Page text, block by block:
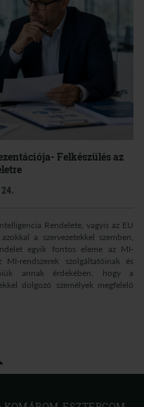
Felkészülés az
Rendelete, vagyis az EU
a szervezetekkel szemben,
egyik fontos eleme az MI-
rendszerek szolgáltatóinak és
annak érdekében, hogy a
dolgozó személyek megfelelő